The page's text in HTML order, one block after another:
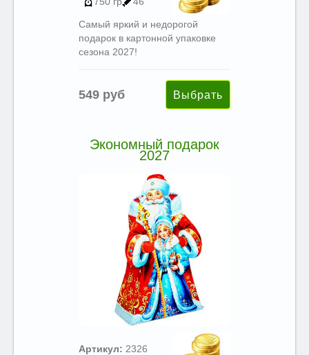
Самый яркий и недорогой
подарок в картонной упаковке
сезона 2027!
549 руб
Экономный подарок
2027
Артикул: 2326